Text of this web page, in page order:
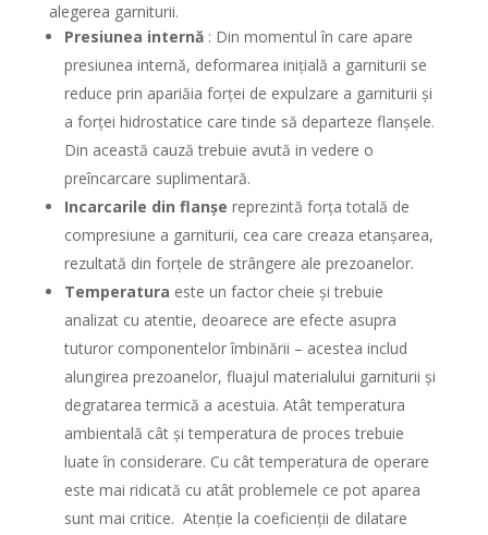
alegerea garniturii.
Presiunea internă: Din momentul în care apare
presiunea internă, deformarea inițială a garniturii se
reduce prin apariăia forței de expulzare a garniturii și
a forței hidrostatice care tinde să departeze flanșele.
Din această cauză trebuie avută in vedere o
preîncarcare suplimentară.
Incarcarile din flanșe reprezintă forța totală de
compresiune a garniturii, cea care creaza etanșarea,
rezultată din forțele de strângere ale prezoanelor.
Temperatura este un factor cheie și trebuie
analizat cu atentie, deoarece are efecte asupra
tuturor componentelor îmbinării – acestea includ
alungirea prezoanelor, fluajul materialului garniturii și
degratarea termică a acestuia. Atât temperatura
ambientală cât și temperatura de proces trebuie
luate în considerare. Cu cât temperatura de operare
este mai ridicată cu atât problemele ce pot aparea
sunt mai critice. Atenție la coeficienții de dilatare